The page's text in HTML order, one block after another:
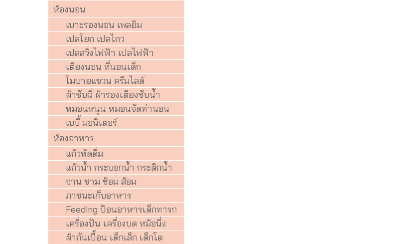
ห้องนอน
เบาะรองนอน เพลยิม
เปลโยก เปลไกว
เปลสวิงไฟฟ้า เปลไฟฟ้า
เตียงนอน ที่นอนเด็ก
โมบายแขวน ครีมไลด์
ผ้าซับฉี่ ผ้ารองเตียงซับน้ำ
หมอนหนุน หมอนจัดท่านอน
เบบี้ มอนิเตอร์
ห้องอาหาร
แก้วหัดดื่ม
แก้วน้ำ กระบอกน้ำ กระติกน้ำ
จาน ชาม ช้อม ส้อม
ภาชนะเก็บอาหาร
Feeding ป้อนอาหารเด็กทารก
เครื่องปัน เครื่องบด หม้อนึ่ง
ผ้ากันเปื้อน เด็กเล็ก เด็กโต